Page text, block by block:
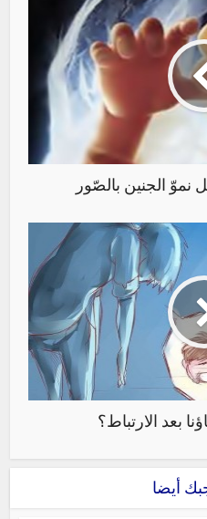
نموّ الجنين بالصّور
بعد الارتباط؟
أيضا